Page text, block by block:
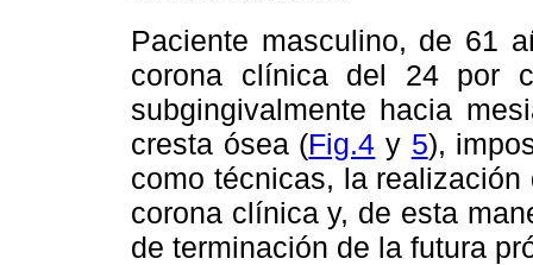
Paciente masculino, de 61
corona clínica del 24 por
subgingivalmente hacia
cresta ósea (Fig.4 y 5),
como técnicas, la
corona clínica y, de esta
de terminación de la futura